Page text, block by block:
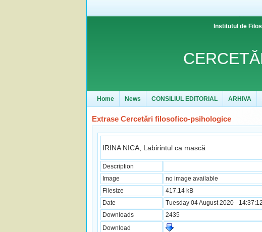
Institutul de
Home News CONSILIUL EDITORIAL ARHIVA
Extrase Cercetări filosofico-psihologice
IRINA NICA, Labirintul ca mască
Description
Image
no image available
Filesize
417.14 kB
Date
Tuesday 04 August 2020 - 14:37:12
Downloads
2435
Download